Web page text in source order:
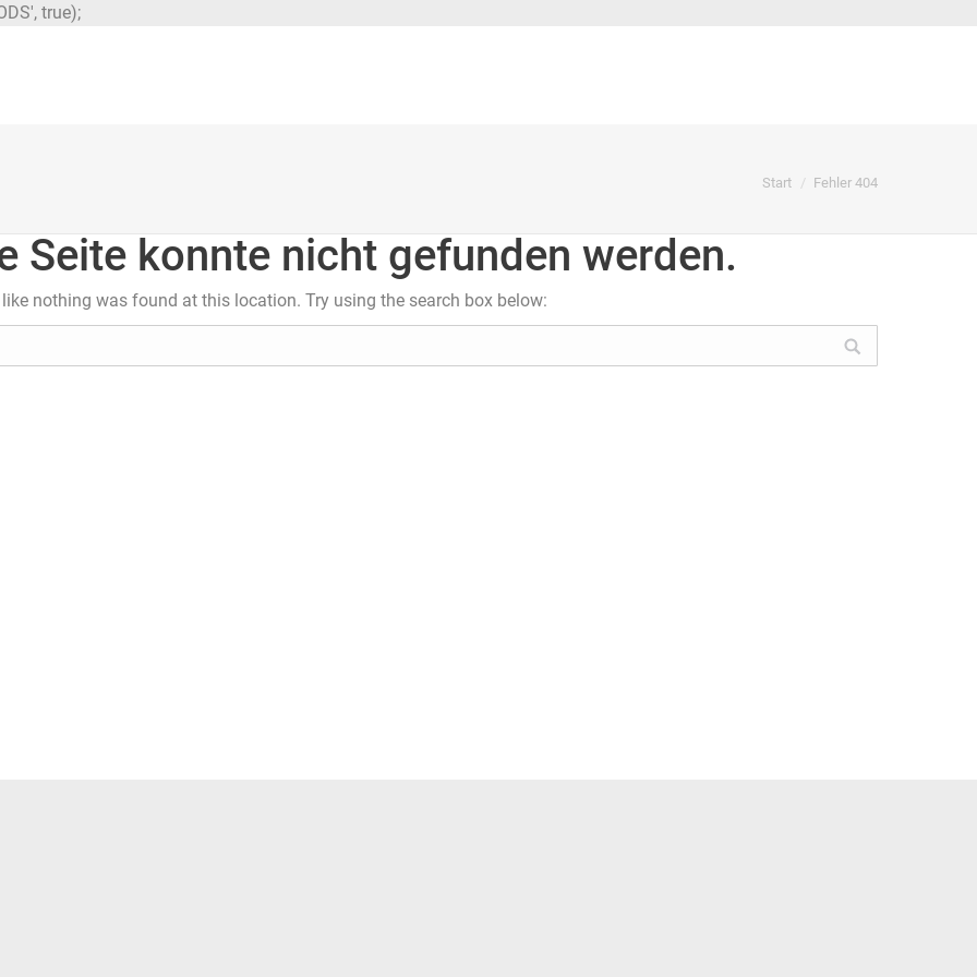
true);
Start Fehler 404
Seite konnte nicht gefunden werden.
nothing was found at this location. Try using the search box below: